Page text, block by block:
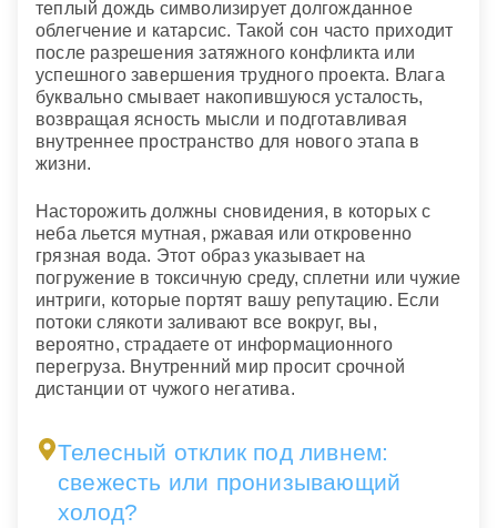
теплый дождь символизирует долгожданное
облегчение и катарсис. Такой сон часто приходит
после разрешения затяжного конфликта или
успешного завершения трудного проекта. Влага
буквально смывает накопившуюся усталость,
возвращая ясность мысли и подготавливая
внутреннее пространство для нового этапа в
жизни.
Насторожить должны сновидения, в которых с
неба льется мутная, ржавая или откровенно
грязная вода. Этот образ указывает на
погружение в токсичную среду, сплетни или чужие
интриги, которые портят вашу репутацию. Если
потоки слякоти заливают все вокруг, вы,
вероятно, страдаете от информационного
перегруза. Внутренний мир просит срочной
дистанции от чужого негатива.
Телесный отклик под ливнем:
свежесть или пронизывающий
холод?